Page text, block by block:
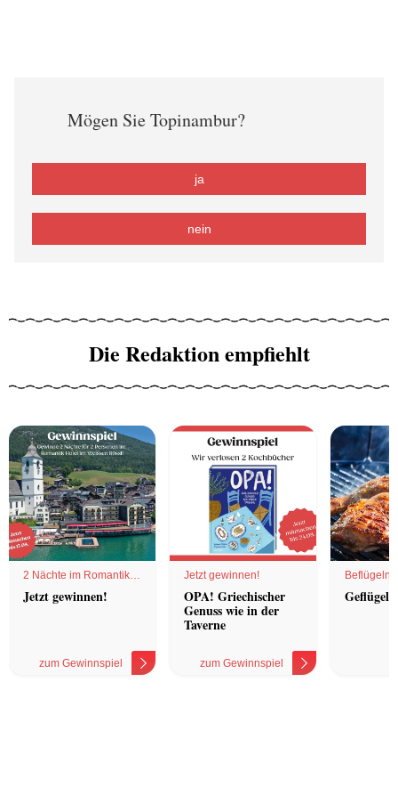
Mögen Sie Topinambur?
ja
nein
Die Redaktion empfiehlt
2 Nächte im Romantik
Hotel
Jetzt gewinnen!
zum Gewinnspiel
Jetzt gewinnen!
OPA! Griechischer
Genuss wie in der
Taverne
zum Gewinnspiel
Geflügel